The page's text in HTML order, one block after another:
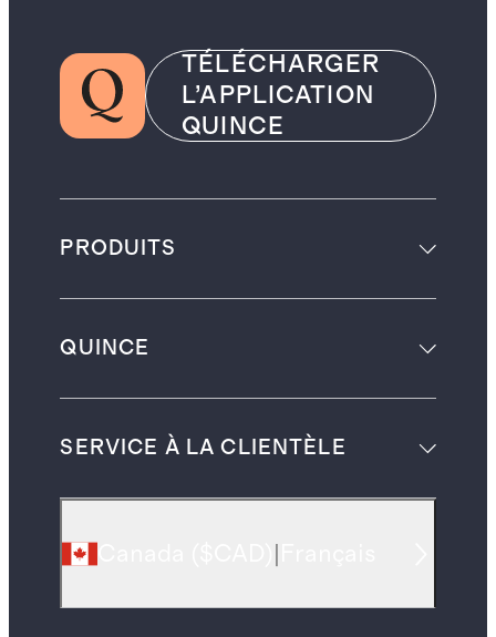
TÉLÉCHARGER
L’APPLICATION
QUINCE
PRODUITS
QUINCE
SERVICE À LA CLIENTÈLE